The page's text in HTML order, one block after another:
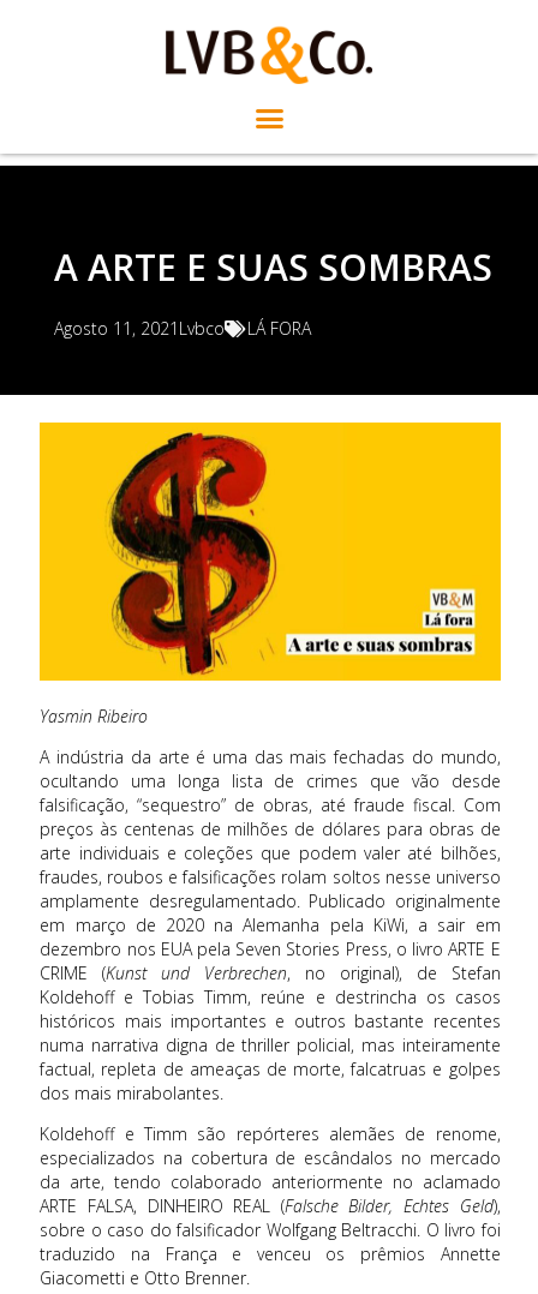
A ARTE E SUAS SOMBRAS
Agosto 11, 2021 Lvbco LÁ FORA
Yasmin Ribeiro
A indústria da arte é uma das mais fechadas do mundo,
ocultando uma longa lista de crimes que vão desde
falsificação, “sequestro” de obras, até fraude fiscal. Com
preços às centenas de milhões de dólares para obras de
arte individuais e coleções que podem valer até bilhões,
fraudes, roubos e falsificações rolam soltos nesse universo
amplamente desregulamentado. Publicado originalmente
em março de 2020 na Alemanha pela KiWi, a sair em
dezembro nos EUA pela Seven Stories Press, o livro ARTE E
CRIME (Kunst und Verbrechen, no original), de Stefan
Koldehoff e Tobias Timm, reúne e destrincha os casos
históricos mais importantes e outros bastante recentes
numa narrativa digna de thriller policial, mas inteiramente
factual, repleta de ameaças de morte, falcatruas e golpes
dos mais mirabolantes.
Koldehoff e Timm são repórteres alemães de renome,
especializados na cobertura de escândalos no mercado
da arte, tendo colaborado anteriormente no aclamado
ARTE FALSA, DINHEIRO REAL (Falsche Bilder, Echtes Geld),
sobre o caso do falsificador Wolfgang Beltracchi. O livro foi
traduzido na França e venceu os prêmios Annette
Giacometti e Otto Brenner.